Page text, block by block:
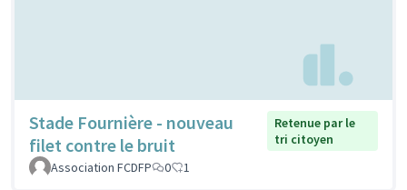
Stade Fournière - nouveau
filet contre le bruit
Retenue par le
tri citoyen
Association FCDFP
0 1